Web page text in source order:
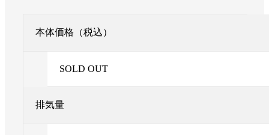
本体価格（税込）
SOLD OUT
排気量